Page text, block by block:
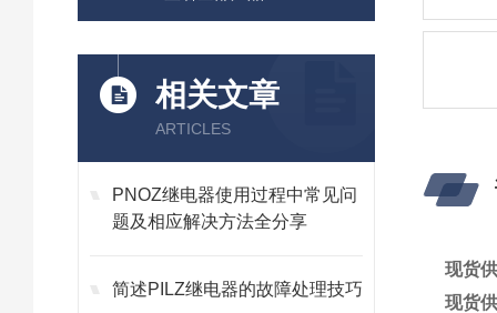
相关文章
ARTICLES
PNOZ继电器使用过程中常见问
题及相应解决方法全分享
简述PILZ继电器的故障处理技巧
现货
现货